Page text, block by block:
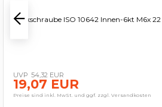
Senkschraube ISO 10642 Innen-6kt M6x
54,32 EUR
19,07 EUR
Preise sind inkl. MwSt. und ggf. zzgl. Versandkosten